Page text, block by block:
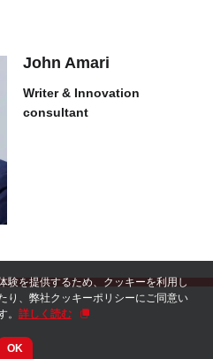
験を提供するため、クッキーを利用し
り、弊社クッキーポリシーにご同意い
。 詳しく読む
OK
John Amari
Writer & Innovation
consultant